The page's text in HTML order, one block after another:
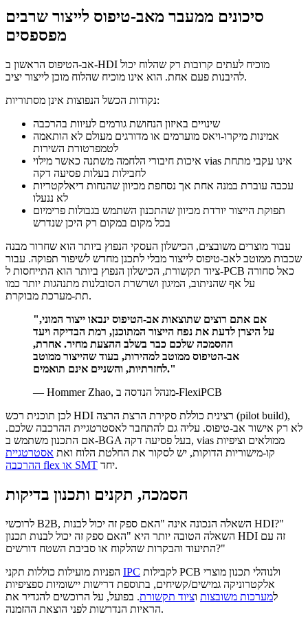
סיכונים ממעבר מאב-טיפוס לייצור שרבים
מפספסים
אב-הטיפוס הראשון ב-HDI מוכיח לעתים קרובות רק שהלוח יכול
להיבנות פעם אחת. הוא אינו מוכיח שהלוח מוכן לייצור יציב.
נקודות הכשל הנפוצות אינן מסתוריות:
שינויים באיזון הנחושת גורמים לעיוות בהרכבה
אמינות מיקרו-ויאס מוערמים או מדורגים מעולם לא הותאמה
לטמפרטורת השירות
איכות חיבורי הלחמה משתנה כאשר מילוי vias אינו עקבי מתחת
לחבילות בעלות פסיעה דקה
עכבה עוברת במנה אחת אך נסחפת מכיוון שהנחות דיאלקטריות
לא ננעלו
תפוקת הייצור יורדת מכיוון שהתכנון השתמש בגבולות פרימיום
בכל מקום במקום רק היכן שנדרש
עבור מוצרים משובצים, הכישלון העסקי הנפוץ ביותר הוא שחרור מבנה
שכבות ממוטב לאב-טיפוס לייצור מבלי לתכנן מחדש לשיפור תפוקה. עבור
ציוד תקשורת, הכישלון הנפוץ ביותר הוא התייחסות ל-PCB כאל סחורה
על אף שהניתוב, המיגון ושרשרת הסובלנות מתנהגות יותר כמו
תת-מערכת מבוקרת.
"אם אתם רוצים שתוצאות אב-הטיפוס ינבאו ייצור המוני,
על היצרן לדעת את נפח הייצור המתוכנן, רמת הבדיקה ויעד
ההסמכה שלכם כבר בשלב ההצעת מחיר. אחרת,
אב-הטיפוס ממוטב למהירות, בעוד שהייצור ממוטב
לחזרתיות, והשניים אינם תואמים."
— Hommer Zhao, מנהל הנדסה ב-FlexiPCB
לכן תוכנית רכש HDI רצינית כוללת סקירת הרצת הרצה (pilot build),
לא רק אישור אב-טיפוס. עליה גם להתחבר לאסטרטגיית ההרכבה שלכם.
אם התכנון משתמש ב-BGA בעל פסיעה דקה, vias ממולאים וציפיות
קו-מישוריות הדוקות, יש לסקור את החלטת הלוח ואת אסטרטגיית
ההרכבה flex או SMT
יחד.
הסמכה, תקנים ותכנון בדיקות
לרוכשי B2B, השאלה הנכונה אינה "האם ספק זה יכול לבנות HDI?"
השאלה הטובה יותר היא "האם ספק זה יכול לבנות תכנון HDI זה עם
התיעוד והבקרות שהלקוח או סביבת השטח דורשים?"
IPC
אלקטרוניקה גמישים/קשיחים, בתוספת דרישות יישומיות ספציפיות
למערכות משובצות וציוד תקשורת. בפועל, על הרוכשים להגדיר את
הראיות הנדרשות לפני הוצאת ההזמנה.